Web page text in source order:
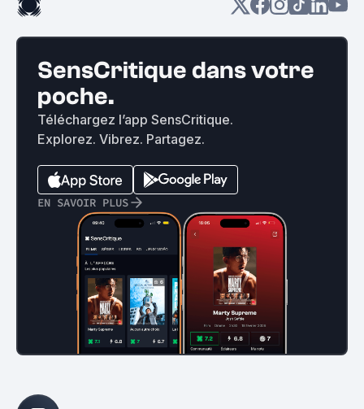
SensCritique dans votre
poche.
Téléchargez l’app SensCritique.
Explorez. Vibrez. Partagez.
EN SAVOIR PLUS